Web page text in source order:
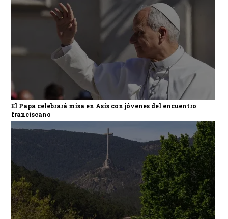
El Papa celebrará misa en Asís con jóvenes del encuentro
franciscano